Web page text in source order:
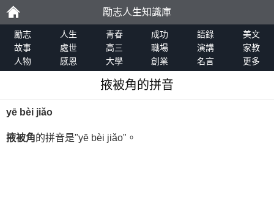
勵
志
勵志人生知識庫
勵志 人生 青春 成功 語錄
美文
故事
處世 高三 職場 演講
家教
人物
感恩 大學 創業 名言 更多
掖被角的拼音
yē bèi jiǎo
掖被角的拼音是"yē bèi jiǎo"。